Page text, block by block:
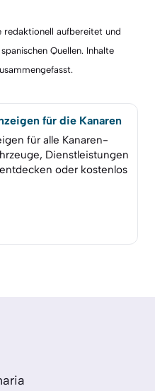
redaktionell aufbereitet und
Quellen. Inhalte
für die Kanaren
für alle Kanaren-
Dienstleistungen
oder kostenlos